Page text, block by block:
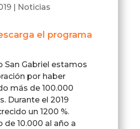
| Noticias
el programa
San Gabriel estamos
por haber
más de 100.000
Durante el 2019
un 1200 %.
de 10.000 al año a